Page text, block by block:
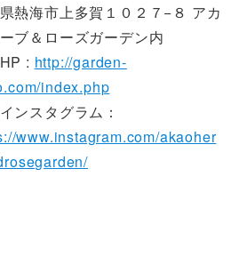
熱海市上多賀１０２７−８ アカ
ブ＆ローズガーデン内
: http://garden-
index.php
ンスタグラム：
www.instagram.com/akaoher